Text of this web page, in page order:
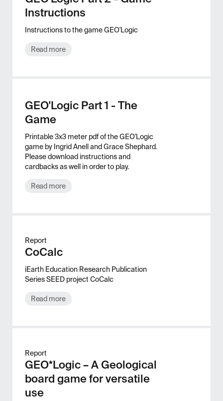
Instructions
Instructions to the game GEO'Logic
Read more
GEO'Logic Part 1 - The
Game
Printable 3x3 meter pdf of the GEO'Logic
game by Ingrid Anell and Grace Shephard.
Please download instructions and
cardbacks as well in order to play.
Read more
Report
CoCalc
iEarth Education Research Publication
Series SEED project CoCalc
Read more
Report
GEO*Logic – A Geological
board game for versatile
use